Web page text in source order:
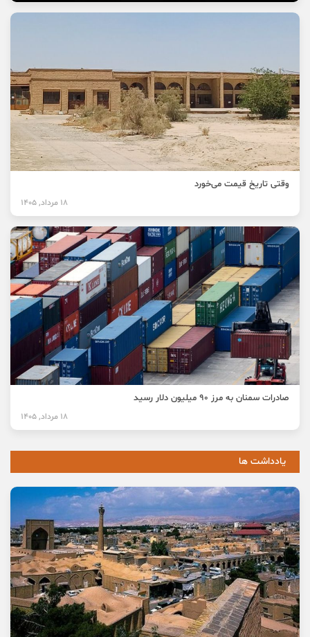
وقتی تاریخ قیمت می‌خورد
18 مرداد, 1405
صادرات سمنان به مرز ۹۰ میلیون دلار رسید
18 مرداد, 1405
یادداشت ها